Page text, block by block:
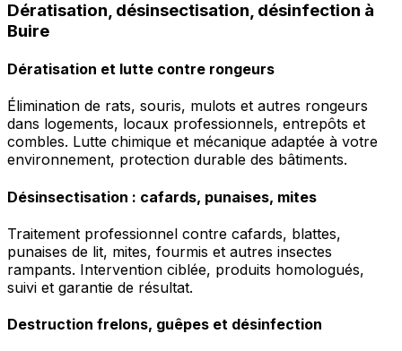
Dératisation, désinsectisation, désinfection à
Buire
Dératisation et lutte contre rongeurs
Élimination de rats, souris, mulots et autres rongeurs
dans logements, locaux professionnels, entrepôts et
combles. Lutte chimique et mécanique adaptée à votre
environnement, protection durable des bâtiments.
Désinsectisation : cafards, punaises, mites
Traitement professionnel contre cafards, blattes,
punaises de lit, mites, fourmis et autres insectes
rampants. Intervention ciblée, produits homologués,
suivi et garantie de résultat.
Destruction frelons, guêpes et désinfection